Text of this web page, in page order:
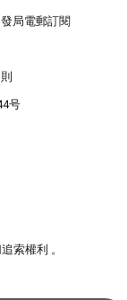
局電郵訂閱
号
索權利 。